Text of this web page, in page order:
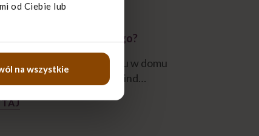
od Ciebie lub
na wszystkie
dietę stosować u chorego?
posiłki choremu w domu
że najważniejsze jest ind…